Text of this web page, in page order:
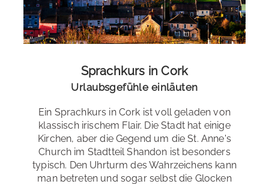
Sprachkurs in Cork
Urlaubsgefühle einläuten
Ein Sprachkurs in Cork ist voll geladen von
klassisch irischem Flair. Die Stadt hat einige
Kirchen, aber die Gegend um die St. Anne's
Church im Stadtteil Shandon ist besonders
typisch. Den Uhrturm des Wahrzeichens kann
man betreten und sogar selbst die Glocken
Lage der Sprachschule
Unsere Sprachschule liegt in unmittelbarer Nähe zum
Verpflegung : keine
Bad: privates Bad
Sprachreise mit Sport
Machen Sie mehr aus Ihrer Sprachreise! Hier eine
Auswahl an Möglichkeiten für eine aktiv Sprachreise:
Trekking & Wandern,Reitenund Fahrradtouren